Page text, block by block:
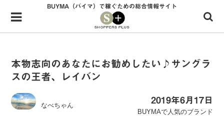
Menu
HOME
34歳独身OLバイマ実践記
無在庫で自由気ままに稼ぐ！バイマ実践記
BUYMA（バイマ）で稼ぐための総合情報サイト
本物志向のあなたにお勧めしたい♪サングラ
スの王者、レイバン
なべちゃん
2019年6月17日
BUYMAで人気のブランド